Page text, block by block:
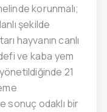
korunmalı;
şekilde
hayvanın canlı
ve kaba yem
21
sonuç odaklı bir